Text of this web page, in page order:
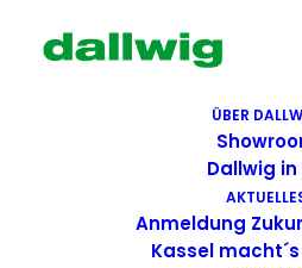
ÜBER
Dallwig in
Anmeldung
Kassel